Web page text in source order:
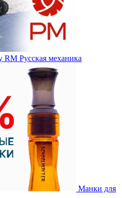
RM Русская механика
Манки для